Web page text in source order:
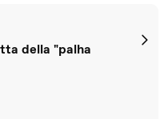
della "palha